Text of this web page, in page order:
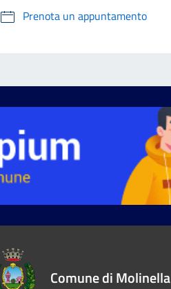
Prenota un appuntamento
Comune di Molinella